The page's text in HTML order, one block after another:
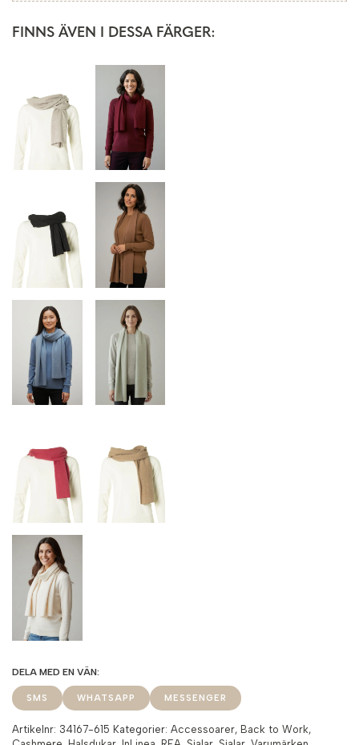
FINNS ÄVEN I DESSA FÄRGER:
SMS WHATSAPP MESSENGER
Artikelnr: 34167-615 Kategorier: Accessoarer, Back to Work,